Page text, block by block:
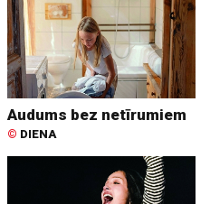
Audums bez netīrumiem
© DIENA